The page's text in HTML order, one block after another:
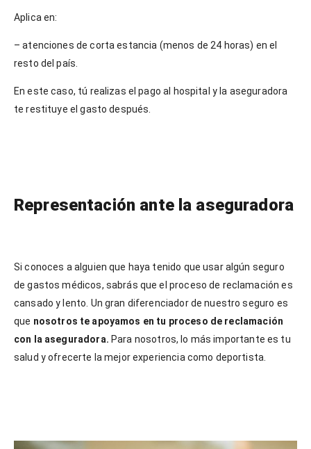
Aplica en:
– atenciones de corta estancia (menos de 24 horas) en el
resto del país.
En este caso, tú realizas el pago al hospital y la aseguradora
te restituye el gasto después.
Representación ante la aseguradora
Si conoces a alguien que haya tenido que usar algún seguro
de gastos médicos, sabrás que el proceso de reclamación es
cansado y lento. Un gran diferenciador de nuestro seguro es
que nosotros te apoyamos en tu proceso de reclamación
con la aseguradora. Para nosotros, lo más importante es tu
salud y ofrecerte la mejor experiencia como deportista.